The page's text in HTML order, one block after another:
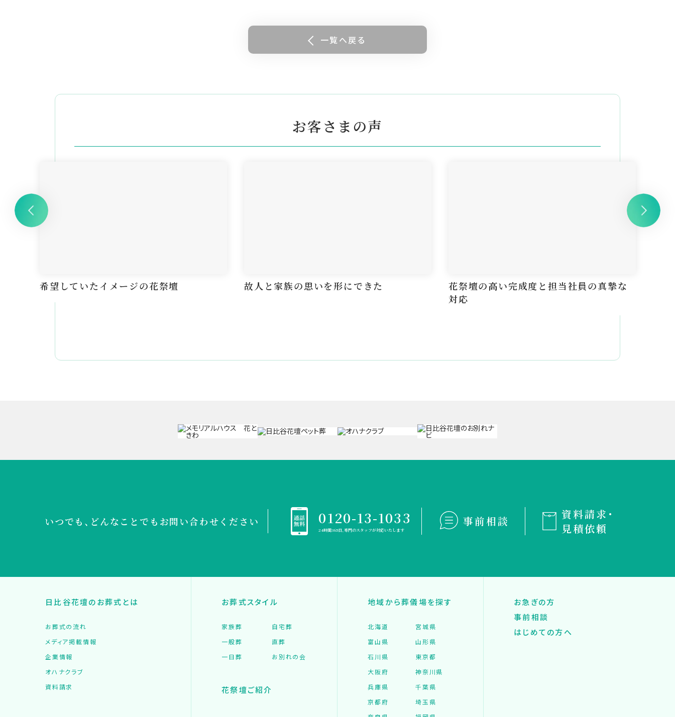
一覧へ戻る
お客さまの声
希望していたイメージの花祭壇 故人と家族の思いを形にできた
花祭壇の高い完成度と担当社員の真摯な
対応
いつでも、どんなことでも お問い合わせください 0120-13-1033
24時間365日、専門のスタッフが対応いたします
事前相談
資料請求・
見積依頼
日比谷花壇のお葬式とは
お葬式の流れ
メディア掲載情報
企業情報
オハナクラブ
資料請求
お葬式スタイル
家族葬
自宅葬
一般葬
直葬
一日葬
お別れの会
花祭壇ご紹介
地域から葬儀場を探す
北海道
宮城県
富山県
山形県
石川県
東京都
大阪府
神奈川県
兵庫県
千葉県
京都府
埼玉県
お急ぎの方
事前相談
はじめての方へ